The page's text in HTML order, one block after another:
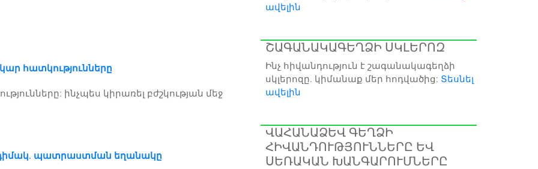
հատկությունները
ինչպես կիրառել բժշկության մեջ
պատրաստման եղանակը
ավելին
ՇԱԳԱՆԱԿԱԳԵՂՁԻ ՍԿԼԵՐՈԶ
Ինչ հիվանդություն է շագանակագեղձի
սկլերոզը. կիմանաք մեր հոդվածից: Տեսնել
ավելին
ՎԱՀԱՆԱՁԵՎ ԳԵՂՁԻ
ՀԻՎԱՆԴՈՒԹՅՈՒՆՆԵՐԸ ԵՎ
ՍԵՌԱԿԱՆ ԽԱՆԳԱՐՈՒՄՆԵՐԸ